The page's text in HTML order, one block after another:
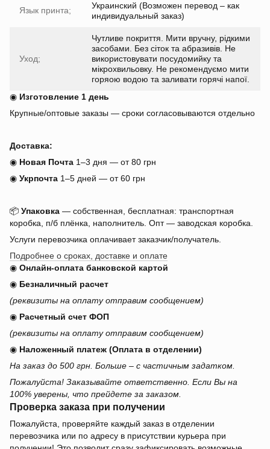
Язык принта;
Украинский (Возможен перевод – как
индивидуальный заказ)
Уход;
Чутливе покриття. Мити вручну, рідкими
засобами. Без сіток та абразивів. Не
використовувати посудомийку та
мікрохвильовку. Не рекомендуємо мити
горяою водою та заливати горячі напої.
◉ Изготовление 1 день
Крупные/оптовые заказы — сроки согласовываются отдельно
Доставка:
◉ Новая Почта 1–3 дня — от 80 грн
◉ Укрпочта 1–5 дней — от 60 грн
📦 Упаковка — собственная, бесплатная: транспортная
коробка, п/б плёнка, наполнитель. Опт — заводская коробка.
Услуги перевозчика оплачивает заказчик/получатель.
Подробнее о сроках, доставке и оплате
◉ Онлайн-оплата банковской картой
◉ Безналичный расчет
(реквизиты на оплату отправим сообщением)
◉ Расчетный счет ФОП
(реквизиты на оплату отправим сообщением)
◉ Наложенный платеж (Оплата в отделении)
На заказ до 500 грн. Больше – с частичным задатком.
Пожалуйста! Заказывайте ответственно. Если Вы на
100% уверены, что прейдете за заказом.
Проверка заказа при получении
Пожалуйста, проверяйте каждый заказ в отделении
перевозчика или по адресу в присутствии курьера при